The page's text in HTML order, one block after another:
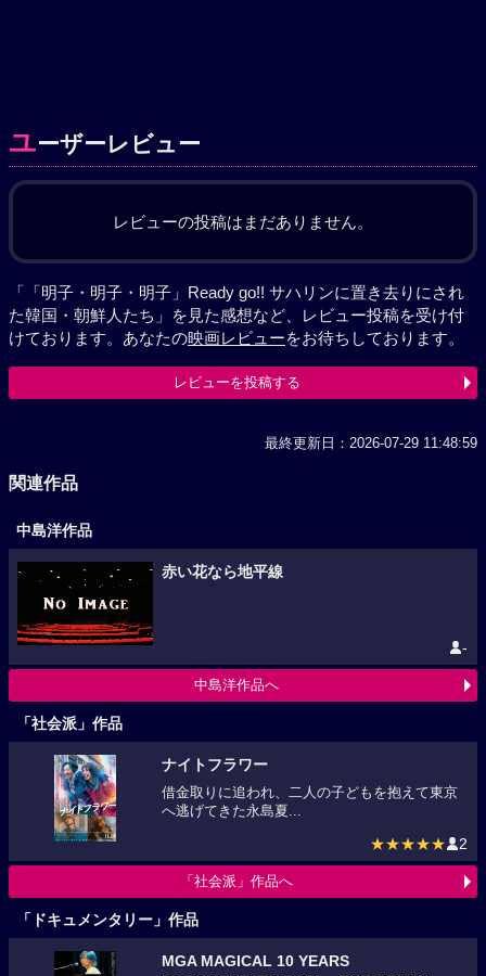
ユーザーレビュー
レビューの投稿はまだありません。
「「明子・明子・明子」Ready go!! サハリンに置き去りにされ
た韓国・朝鮮人たち」を見た感想など、レビュー投稿を受け付
けております。あなたの映画レビューをお待ちしております。
レビューを投稿する
最終更新日：2026-07-29 11:48:59
関連作品
中島洋作品
赤い花なら地平線
-
中島洋作品へ
「社会派」作品
ナイトフラワー
借金取りに追われ、二人の子どもを抱えて東京
へ逃げてきた永島夏...
★★★★★ 2
「社会派」作品へ
「ドキュメンタリー」作品
MGA MAGICAL 10 YEARS